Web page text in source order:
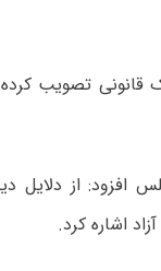
قانونی تصویب
از دلایل
اشاره کرد.